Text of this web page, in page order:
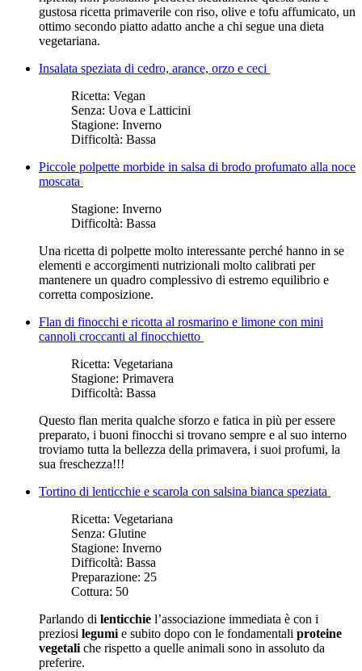
gustosa ricetta primaverile con riso, olive e tofu affumicato, un
ottimo secondo piatto adatto anche a chi segue una dieta
vegetariana.
Insalata speziata di cedro, arance, orzo e ceci
Ricetta: Vegan
Senza: Uova e Latticini
Stagione: Inverno
Difficoltà: Bassa
Piccole polpette morbide in salsa di brodo profumato alla noce
moscata
Stagione: Inverno
Difficoltà: Bassa
Una ricetta di polpette molto interessante perché hanno in se
elementi e accorgimenti nutrizionali molto calibrati per
mantenere un quadro complessivo di estremo equilibrio e
corretta composizione.
Flan di finocchi e ricotta al rosmarino e limone con mini
cannoli croccanti al finocchietto
Ricetta: Vegetariana
Stagione: Primavera
Difficoltà: Bassa
Questo flan merita qualche sforzo e fatica in più per essere
preparato, i buoni finocchi si trovano sempre e al suo interno
troviamo tutta la bellezza della primavera, i suoi profumi, la
sua freschezza!!!
Tortino di lenticchie e scarola con salsina bianca speziata
Ricetta: Vegetariana
Senza: Glutine
Stagione: Inverno
Difficoltà: Bassa
Preparazione: 25
Cottura: 50
Parlando di lenticchie l’associazione immediata è con i
preziosi legumi e subito dopo con le fondamentali proteine
vegetali che rispetto a quelle animali sono in assoluto da
preferire.